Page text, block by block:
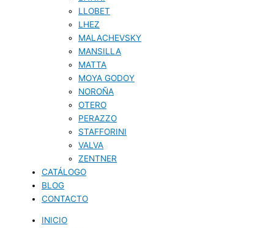
LLOBET
LHEZ
MALACHEVSKY
MANSILLA
MATTA
MOYA GODOY
NOROÑA
OTERO
PERAZZO
STAFFORINI
VALVA
ZENTNER
CATÁLOGO
BLOG
CONTACTO
INICIO